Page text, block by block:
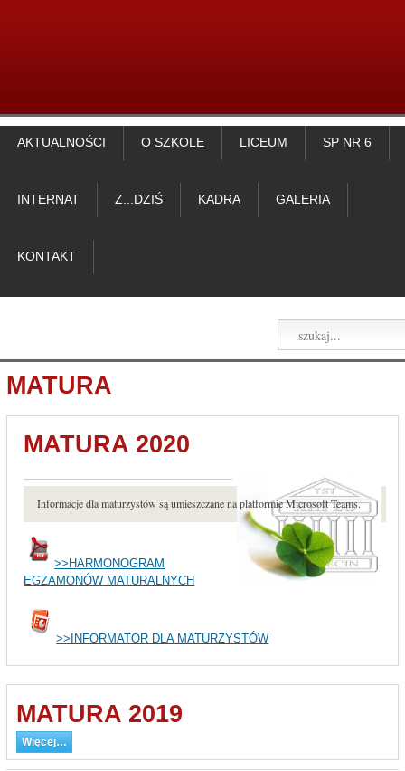
AKTUALNOŚCI O SZKOLE LICEUM SP NR 6
INTERNAT Z...DZIŚ KADRA GALERIA
KONTAKT
MATURA
MATURA 2020
Informacje dla maturzystów są umieszczane na platformie Microsoft Teams.
>>HARMONOGRAM
EGZAMONÓW MATURALNYCH
>>INFORMATOR DLA MATURZYSTÓW
MATURA 2019
Więcej…